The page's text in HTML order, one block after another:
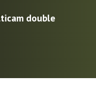
double